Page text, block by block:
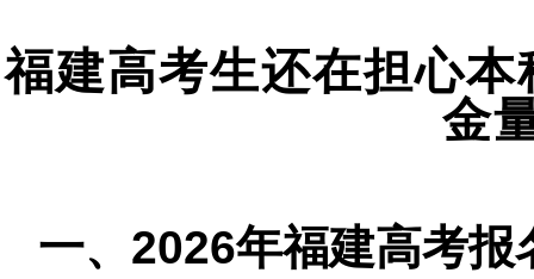
福建高考生还在担心
金
一、2026年福建高考报